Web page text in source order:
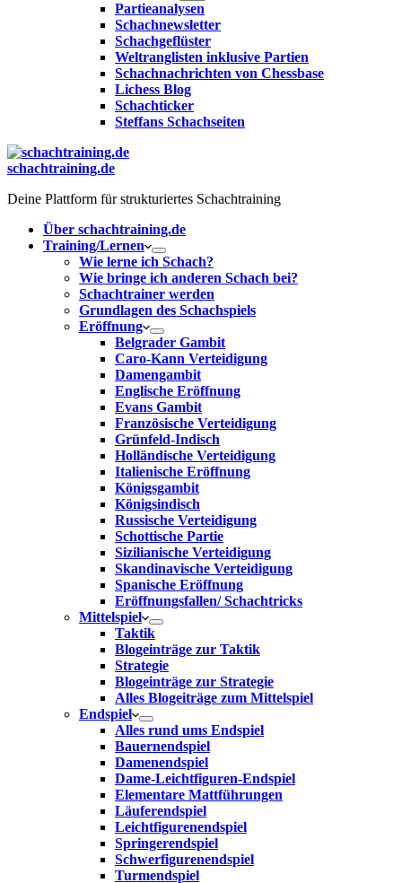
Partieanalysen
Schachnewsletter
Schachgeflüster
Weltranglisten inklusive Partien
Schachnachrichten von Chessbase
Lichess Blog
Schachticker
Steffans Schachseiten
schachtraining.de
Deine Plattform für strukturiertes Schachtraining
Über schachtraining.de
Training/Lernen
Wie lerne ich Schach?
Wie bringe ich anderen Schach bei?
Schachtrainer werden
Grundlagen des Schachspiels
Eröffnung
Belgrader Gambit
Caro-Kann Verteidigung
Damengambit
Englische Eröffnung
Evans Gambit
Französische Verteidigung
Grünfeld-Indisch
Holländische Verteidigung
Italienische Eröffnung
Königsgambit
Königsindisch
Russische Verteidigung
Schottische Partie
Sizilianische Verteidigung
Skandinavische Verteidigung
Spanische Eröffnung
Eröffnungsfallen/ Schachtricks
Mittelspiel
Taktik
Blogeinträge zur Taktik
Strategie
Blogeinträge zur Strategie
Alles Blogeiträge zum Mittelspiel
Endspiel
Alles rund ums Endspiel
Bauernendspiel
Damenendspiel
Dame-Leichtfiguren-Endspiel
Elementare Mattführungen
Läuferendspiel
Leichtfigurenendspiel
Springerendspiel
Schwerfigurenendspiel
Turmendspiel